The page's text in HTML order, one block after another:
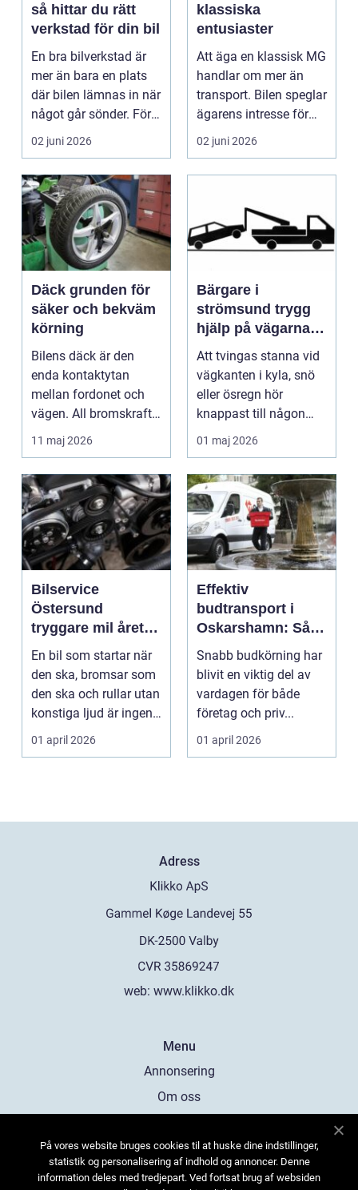
så hittar du rätt
verkstad för din bil
En bra bilverkstad är
mer än bara en plats
där bilen lämnas in när
något går sönder. För
många biläg...
02 juni 2026
klassiska
entusiaster
Att äga en klassisk MG
handlar om mer än
transport. Bilen speglar
ägarens intresse för
teknik, histo...
02 juni 2026
Däck grunden för
säker och bekväm
körning
Bilens däck är den
enda kontaktytan
mellan fordonet och
vägen. All bromskraft,
styrning och accelera...
11 maj 2026
Bärgare i
strömsund trygg
hjälp på vägarna
året runt
Att tvingas stanna vid
vägkanten i kyla, snö
eller ösregn hör
knappast till någon
bilägares drömscen...
01 maj 2026
Bilservice
Östersund
tryggare mil året
runt
En bil som startar när
den ska, bromsar som
den ska och rullar utan
konstiga ljud är ingen
självklar...
01 april 2026
Effektiv
budtransport i
Oskarshamn: Så
väljer företag och
privatpersoner rätt
lösning
Snabb budkörning har
blivit en viktig del av
vardagen för både
företag och priv...
01 april 2026
Adress
web: www.klikko.dk
Menu
Annonsering
Om oss
Kontakta oss
Sitemap
På vores website bruges cookies til at huske dine indstillinger,
statistik og personalisering af indhold og annoncer. Denne
information deles med tredjepart. Ved fortsat brug af websiden